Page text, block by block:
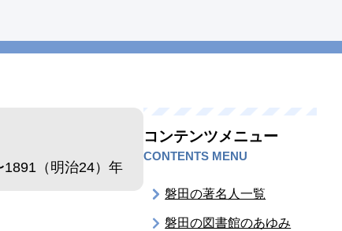
（明治24）年
コンテンツメニュー
CONTENTS MENU
磐田の著名人一覧
磐田の図書館のあゆみ